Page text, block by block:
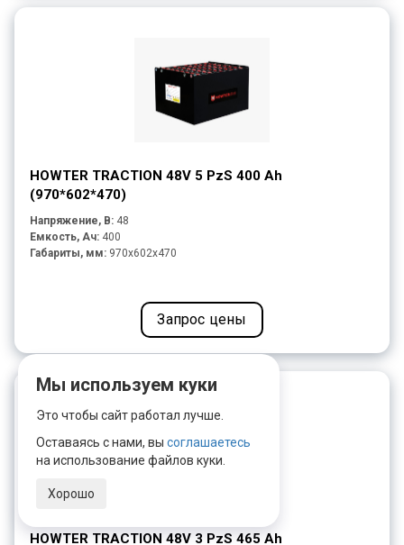
HOWTER TRACTION 48V 5 PzS 400 Ah
(970*602*470)
Напряжение, В: 48
Емкость, Ач: 400
Габариты, мм: 970x602x470
Запрос цены
HOWTER TRACTION 48V 3 PzS 465 Ah
Мы используем куки
Это чтобы сайт работал лучше.
Оставаясь с нами, вы соглашаетесь
на использование файлов куки.
Хорошо